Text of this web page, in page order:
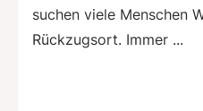
suchen viele Menschen
Rückzugsort. Immer ...